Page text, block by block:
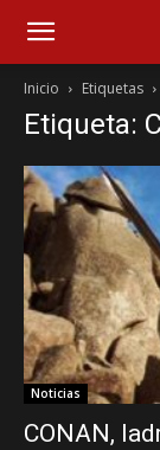
Inicio Etiquetas
Etiqueta:
Noticias
CONAN,